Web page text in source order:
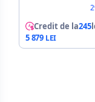
Credit de la245
5 879